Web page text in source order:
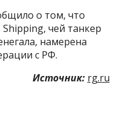
о том, что
чей танкер
намерена
с РФ.
Источник: rg.ru